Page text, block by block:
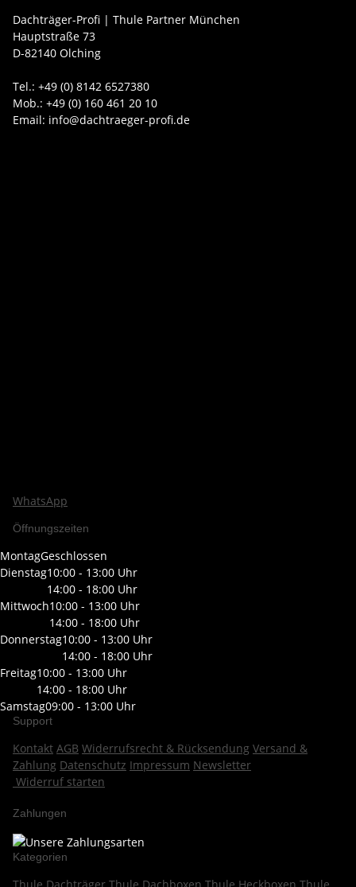
Dachträger-Profi | Thule Partner München
Hauptstraße 73
D-82140 Olching
Tel.: +49 (0) 8142 6527380
Mob.: +49 (0) 160 461 20 10
Email: info@dachtraeger-profi.de
WhatsApp
Öffnungszeiten
MontagGeschlossen
Dienstag10:00 - 13:00 Uhr
14:00 - 18:00 Uhr
Mittwoch10:00 - 13:00 Uhr
14:00 - 18:00 Uhr
Donnerstag10:00 - 13:00 Uhr
14:00 - 18:00 Uhr
Freitag10:00 - 13:00 Uhr
14:00 - 18:00 Uhr
Samstag09:00 - 13:00 Uhr
Support
Kontakt AGB Widerrufsrecht & Rücksendung Versand &
Zahlung Datenschutz Impressum Newsletter
Widerruf starten
Zahlungen
Kategorien